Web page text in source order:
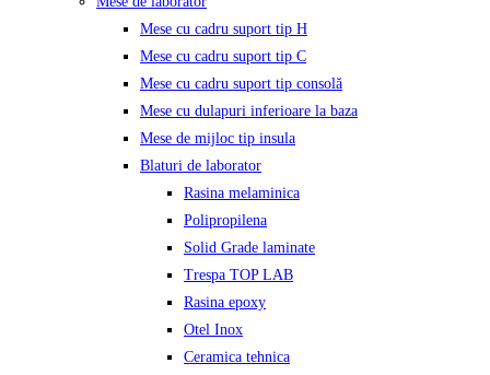
Mese cu cadru suport tip H
Mese cu cadru suport tip C
Mese cu cadru suport tip consolă
Mese cu dulapuri inferioare la baza
Mese de mijloc tip insula
Blaturi de laborator
Rasina melaminica
Polipropilena
Solid Grade laminate
Trespa TOP LAB
Rasina epoxy
Otel Inox
Ceramica tehnica